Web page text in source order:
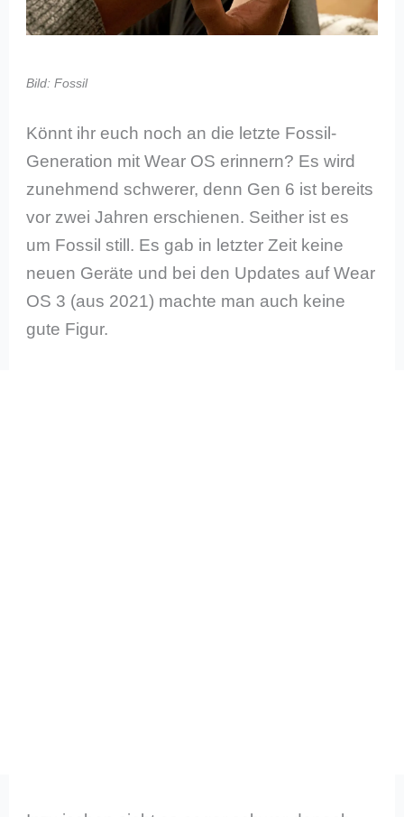
Bild: Fossil
Könnt ihr euch noch an die letzte Fossil-
Generation mit Wear OS erinnern? Es wird
zunehmend schwerer, denn Gen 6 ist bereits
vor zwei Jahren erschienen. Seither ist es
um Fossil still. Es gab in letzter Zeit keine
neuen Geräte und bei den Updates auf Wear
OS 3 (aus 2021) machte man auch keine
gute Figur.